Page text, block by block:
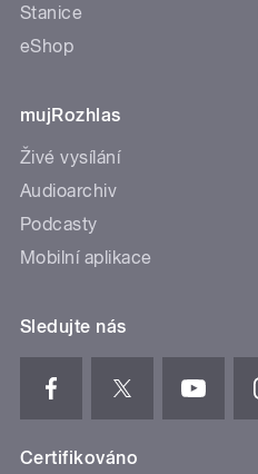
Stanice
eShop
mujRozhlas
Živé vysílání
Audioarchiv
Podcasty
Mobilní aplikace
Sledujte nás
Certifikováno